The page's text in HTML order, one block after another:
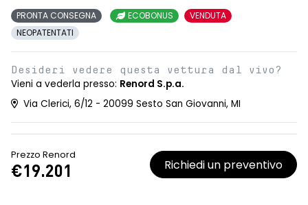
PRONTA CONSEGNA ECOBONUS
VENDUTA
NEOPATENTATI
Desideri vedere questa vettura dal vivo?
Vieni a vederla presso: Renord S.p.a.
Via Clerici, 6/12 - 20099 Sesto San Giovanni, MI
Prezzo Renord
€19.201 Richiedi un preventivo